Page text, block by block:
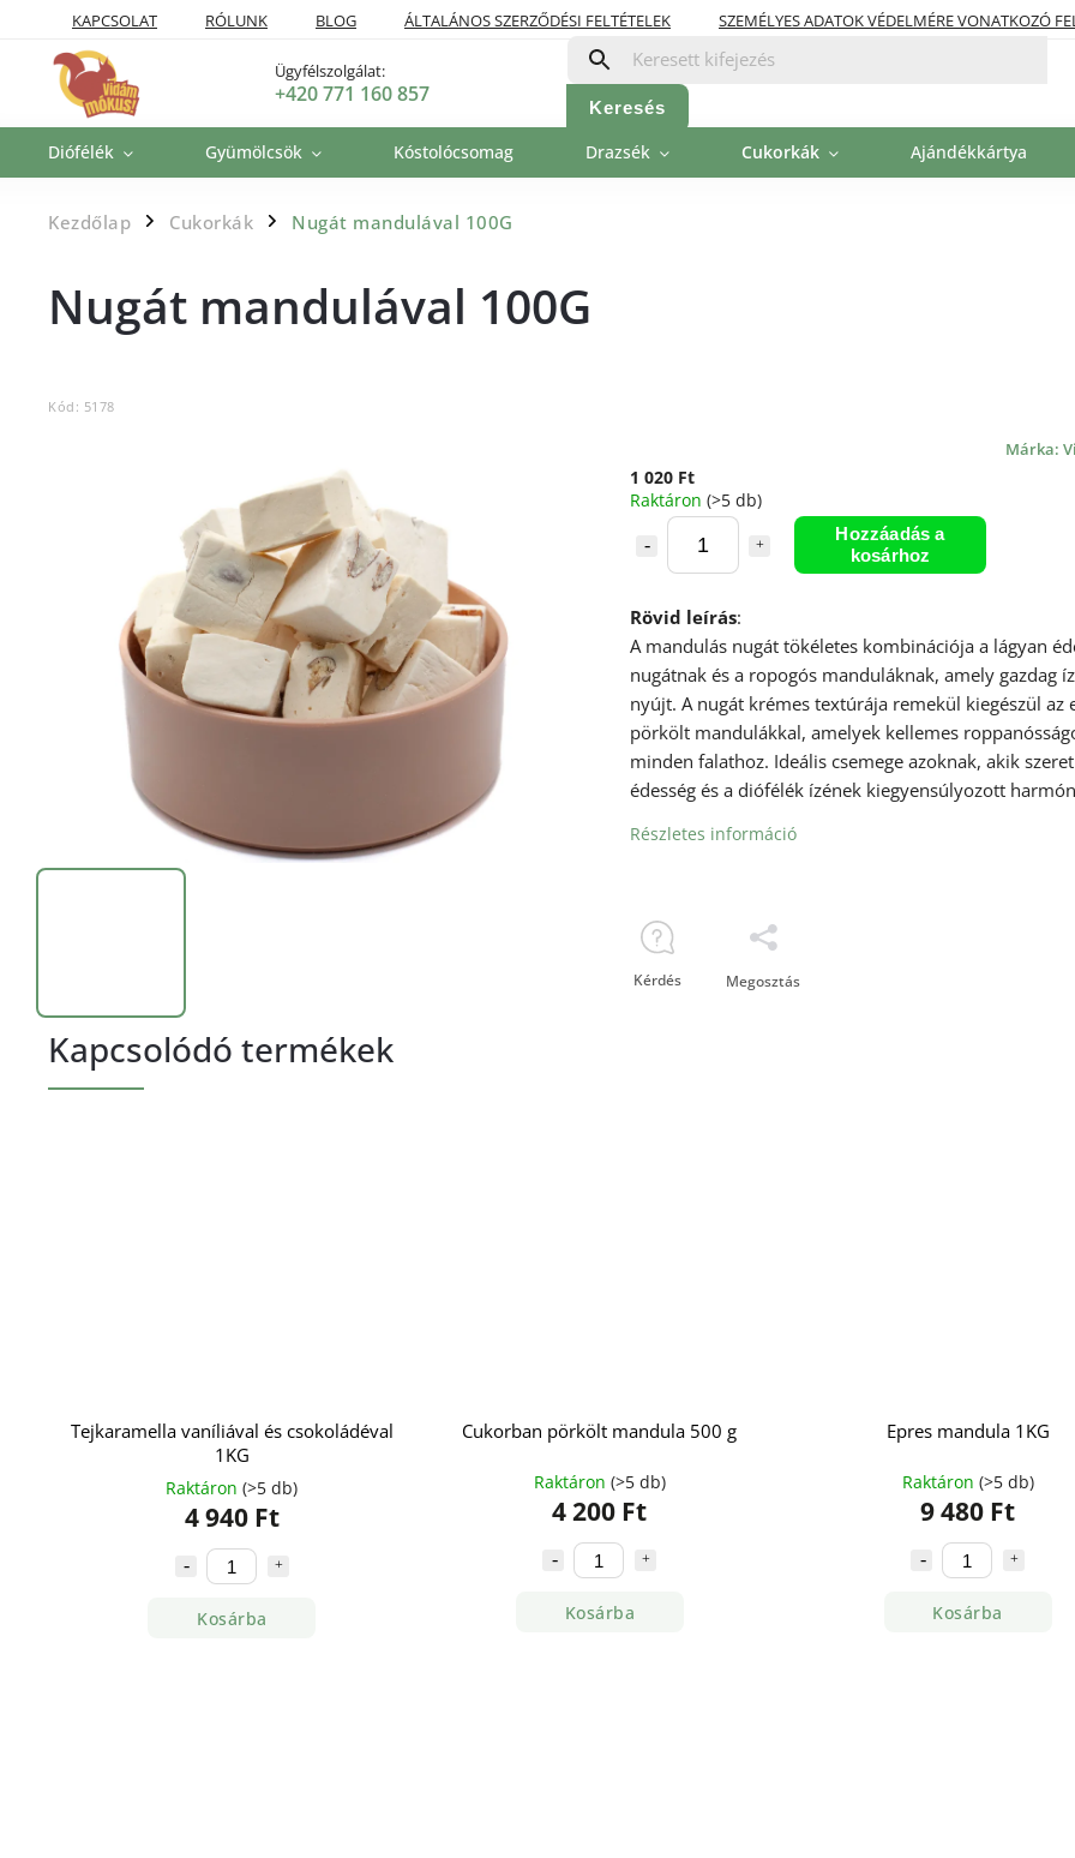
KAPCSOLAT RÓLUNK BLOG ÁLTALÁNOS SZERZŐDÉSI FELTÉTELEK
SZEMÉLYES ADATOK VÉDELMÉRE VONATKOZÓ
SZÁLLÍTÁSI POLITIKA
FIZETÉSI LEHETŐSÉGEK
Ügyfélszolgálat:
+420 771 160 857
Keresés
Diófélék Gyümölcsök Kóstolócsomag Drazsék Cukorkák Ajándékkártya
Kezdőlap / Cukorkák / Nugát mandulával 100G
Nugát mandulával 100G
Kód: 5178
Márka:
1 020 Ft
Raktáron (>5 db)
Hozzáadás a
kosárhoz
Rövid leírás:
A mandulás nugát tökéletes kombinációja a lágyan
nugátnak és a ropogós manduláknak, amely gazdag
nyújt. A nugát krémes textúrája remekül kiegészül az
pörkölt mandulákkal, amelyek kellemes
minden falathoz. Ideális csemege azoknak, akik
édesség és a diófélék ízének kiegyensúlyozott
Részletes információ
Kérdés Megosztás
Kapcsolódó termékek
Tejkaramella vaníliával és csokoládéval
1KG
Raktáron(>5 db)
4 940 Ft
Kosárba
Cukorban pörkölt mandula 500 g
Raktáron (>5 db)
4 200 Ft
Kosárba
Epres mandula 1KG
Raktáron (>5 db)
9 480 Ft
Kosárba